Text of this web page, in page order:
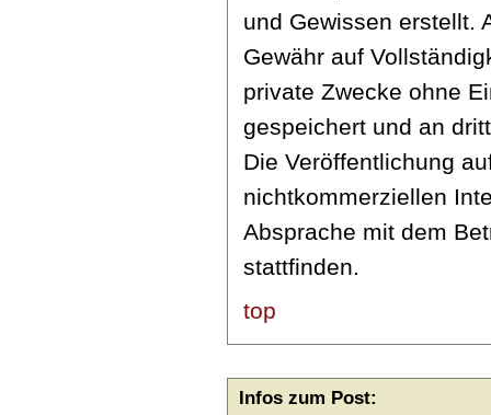
und Gewissen erstellt.
Gewähr auf
private Zwecke ohne
gespeichert und an
Die Veröffentlichung
nichtkommerziellen
Absprache mit dem
stattfinden.
top
Infos zum Post: